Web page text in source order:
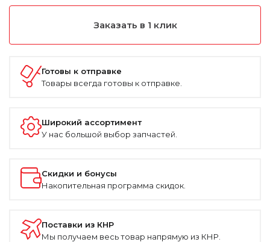
Заказать в 1 клик
Готовы к отправке
Товары всегда готовы к отправке.
Широкий ассортимент
У нас большой выбор запчастей.
Скидки и бонусы
Накопительная программа скидок.
Поставки из КНР
Мы получаем весь товар напрямую из КНР.